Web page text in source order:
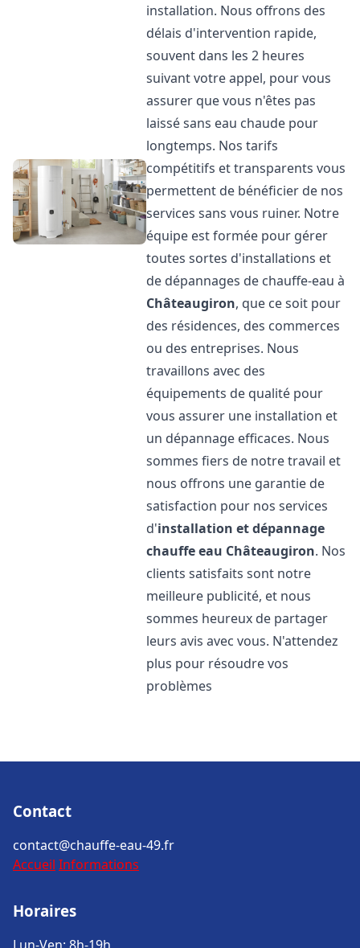
installation. Nous offrons des
délais d'intervention rapide,
souvent dans les 2 heures
suivant votre appel, pour vous
assurer que vous n'êtes pas
laissé sans eau chaude pour
longtemps. Nos tarifs
compétitifs et transparents vous
permettent de bénéficier de nos
services sans vous ruiner. Notre
équipe est formée pour gérer
toutes sortes d'installations et
de dépannages de chauffe-eau à
Châteaugiron, que ce soit pour
des résidences, des commerces
ou des entreprises. Nous
travaillons avec des
équipements de qualité pour
vous assurer une installation et
un dépannage efficaces. Nous
sommes fiers de notre travail et
nous offrons une garantie de
satisfaction pour nos services
d'installation et dépannage
chauffe eau Châteaugiron. Nos
clients satisfaits sont notre
meilleure publicité, et nous
sommes heureux de partager
leurs avis avec vous. N'attendez
plus pour résoudre vos
problèmes
Contact
contact@chauffe-eau-49.fr
Accueil Informations
Horaires